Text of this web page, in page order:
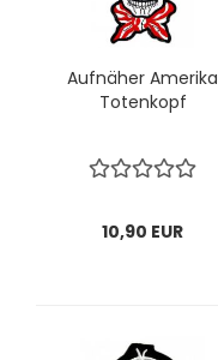
Auf­nä­her Ame­ri­ka
To­ten­kopf
10,90 EUR